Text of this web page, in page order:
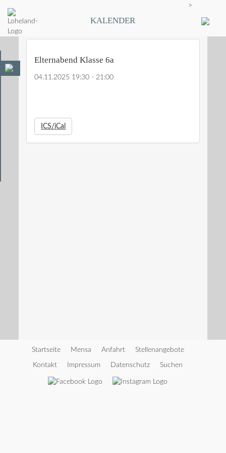
KALENDER
>
Elternabend Klasse 6a
04.11.2025 19:30 - 21:00
ICS/iCal
Startseite Mensa Anfahrt Stellenangebote
Kontakt Impressum Datenschutz Suchen